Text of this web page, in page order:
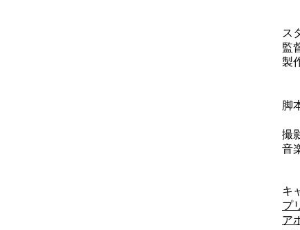
ス
監
製
脚
撮
音
キ
プ
ア